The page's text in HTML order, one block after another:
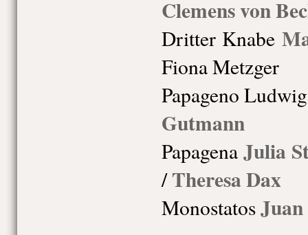
Clemens von
Dritter Knabe
Fiona Metzger
Papageno
Gutmann
Papagena Julia
/Theresa Dax
Monostatos